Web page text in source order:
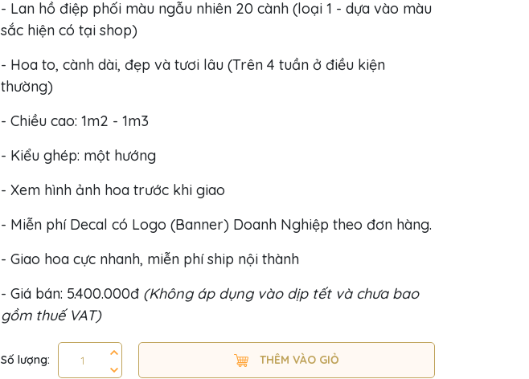
- Lan hồ điệp phối màu ngẫu nhiên 20 cành (loại 1 - dựa vào màu
sắc hiện có tại shop)
- Hoa to, cành dài, đẹp và tươi lâu (Trên 4 tuần ở điều kiện
thường)
- Chiều cao: 1m2 - 1m3
- Kiểu ghép: một hướng
- Xem hình ảnh hoa trước khi giao
- Miễn phí Decal có Logo (Banner) Doanh Nghiệp theo đơn hàng.
- Giao hoa cực nhanh, miễn phí ship nội thành
- Giá bán: 5.400.000đ (Không áp dụng vào dịp tết và chưa bao
gồm thuế VAT)
Số lượng: THÊM VÀO GIỎ